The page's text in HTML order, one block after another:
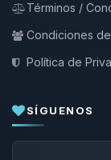
Términos /
Condiciones
Política de
SÍGUENOS